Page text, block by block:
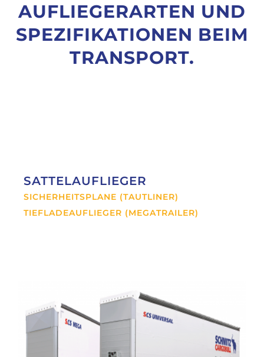
AUFLIEGERARTEN UND
SPEZIFIKATIONEN BEIM
TRANSPORT.
SATTELAUFLIEGER
SICHERHEITSPLANE (TAUTLINER)
TIEFLADEAUFLIEGER (MEGATRAILER)